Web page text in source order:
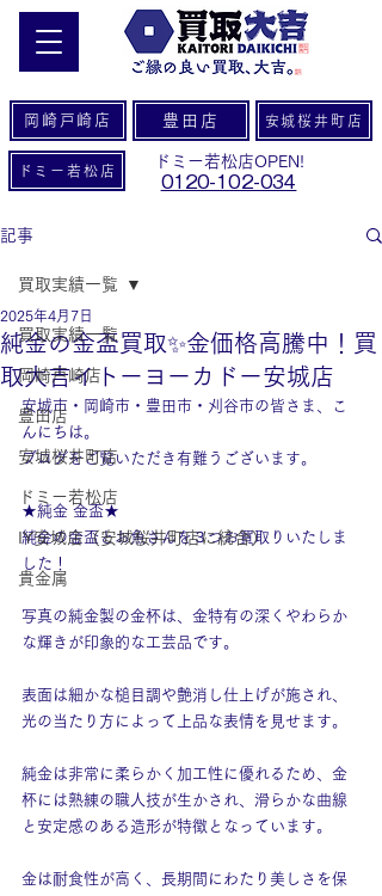
岡崎戸崎店 豊田店 安城桜井町店
ドミー若松店
ドミー若松店OPEN!
0120-102-034
記事
買取実績一覧
岡崎戸崎店
豊田店
安城桜井町店
ドミー若松店
IY安城店（安城桜井町店に統合）
貴金属
買取実績一覧
純金の金盃買取✨金価格高騰中！買
取大吉イトーヨーカドー安城店
2025年4月7日
安城市・岡崎市・豊田市・刈谷市の皆さま、こ
んにちは。
ブログをご覧いただき有難うございます。
★純金 金盃★
純金の金盃とお魚さんを３つお買取りいたしま
した！
写真の純金製の金杯は、金特有の深くやわらか
な輝きが印象的な工芸品です。
表面は細かな槌目調や艶消し仕上げが施され、
光の当たり方によって上品な表情を見せます。
純金は非常に柔らかく加工性に優れるため、金
杯には熟練の職人技が生かされ、滑らかな曲線
と安定感のある造形が特徴となっています。
金は耐食性が高く、長期間にわたり美しさを保